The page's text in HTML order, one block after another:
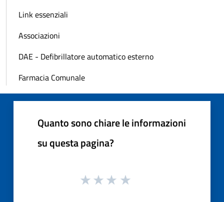
Link essenziali
Associazioni
DAE - Defibrillatore automatico esterno
Farmacia Comunale
Quanto sono chiare le informazioni
su questa pagina?